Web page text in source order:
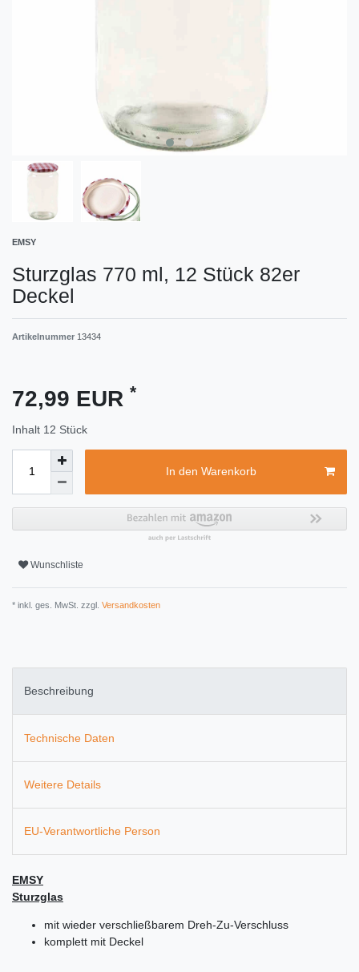
EMSY
Sturzglas 770 ml, 12 Stück 82er
Deckel
Artikelnummer 13434
72,99 EUR *
Inhalt 12 Stück
In den Warenkorb
Wunschliste
* inkl. ges. MwSt. zzgl. Versandkosten
Beschreibung
Technische Daten
Weitere Details
EU-Verantwortliche Person
EMSY
Sturzglas
mit wieder verschließbarem Dreh-Zu-Verschluss
komplett mit Deckel